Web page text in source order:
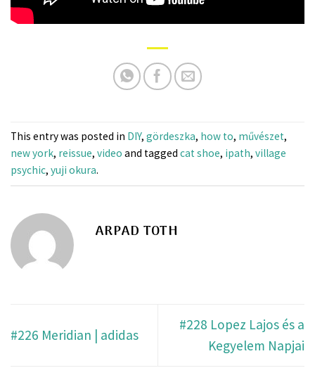
This entry was posted in DIY, gördeszka, how to, művészet,
new york, reissue, video and tagged cat shoe, ipath, village
psychic, yuji okura.
ARPAD TOTH
#226 Meridian | adidas
#228 Lopez Lajos és a
Kegyelem Napjai